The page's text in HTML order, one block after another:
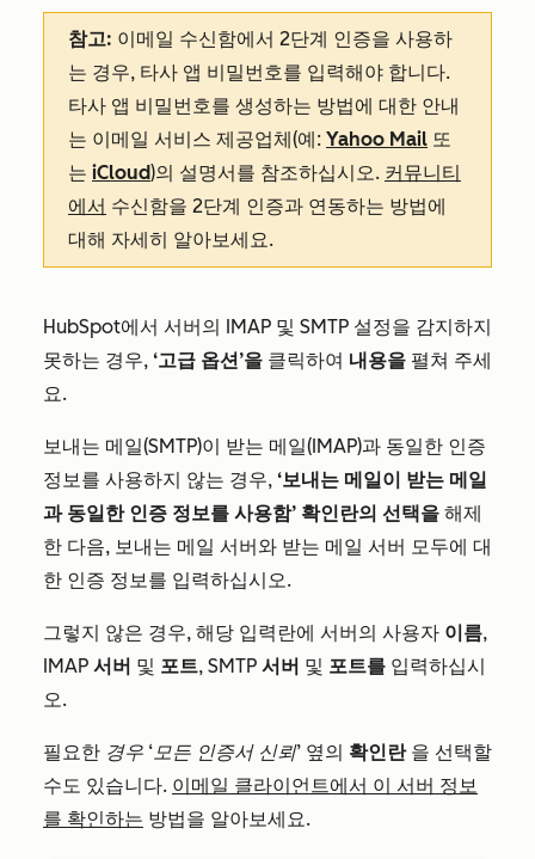
참고: 이메일 수신함에서 2단계 인증을 사용하
는 경우, 타사 앱 비밀번호를 입력해야 합니다.
타사 앱 비밀번호를 생성하는 방법에 대한 안내
는 이메일 서비스 제공업체(예: Yahoo Mail 또
는 iCloud)의 설명서를 참조하십시오. 커뮤니티
에서 수신함을 2단계 인증과 연동하는 방법에
대해 자세히 알아보세요.
HubSpot에서 서버의 IMAP 및 SMTP 설정을 감지하지
못하는 경우, ‘고급 옵션’을 클릭하여 내용을 펼쳐 주세
요.
보내는 메일(SMTP)이 받는 메일(IMAP)과 동일한 인증
정보를 사용하지 않는 경우, ‘보내는 메일이 받는 메일
과 동일한 인증 정보를 사용함’ 확인란의 선택을 해제
한 다음, 보내는 메일 서버와 받는 메일 서버 모두에 대
한 인증 정보를 입력하십시오.
그렇지 않은 경우, 해당 입력란에 서버의 사용자 이름,
IMAP 서버 및 포트, SMTP 서버 및 포트를 입력하십시
오.
필요한 경우 ‘모든 인증서 신뢰’ 옆의 확인란을 선택할
수도 있습니다. 이메일 클라이언트에서 이 서버 정보
를 확인하는 방법을 알아보세요.